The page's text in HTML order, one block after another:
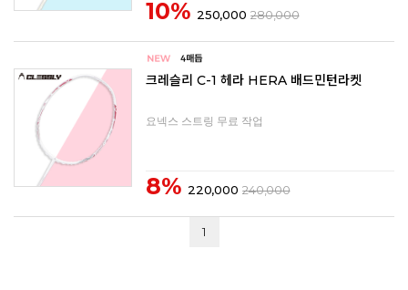
10% 250,000 280,000
크레슬리 C-1 헤라 HERA 배드민턴라켓
요넥스 스트링 무료 작업
8% 220,000 240,000
1